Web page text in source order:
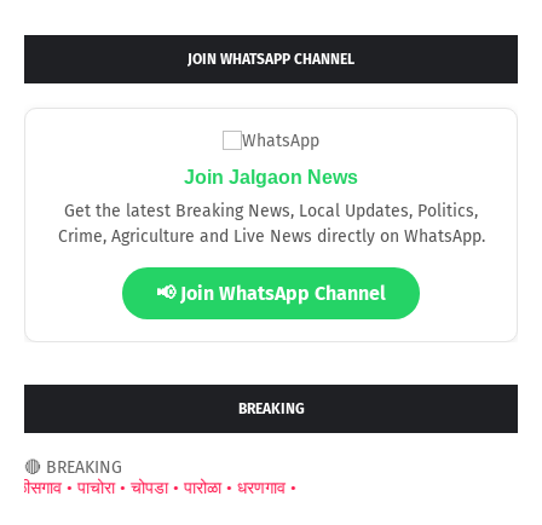
JOIN WHATSAPP CHANNEL
Join Jalgaon News
Get the latest Breaking News, Local Updates, Politics,
Crime, Agriculture and Live News directly on WhatsApp.
📢 Join WhatsApp Channel
BREAKING
🔴 BREAKING
•पाचोरा •चोपडा •पारोळा •धरणगाव •